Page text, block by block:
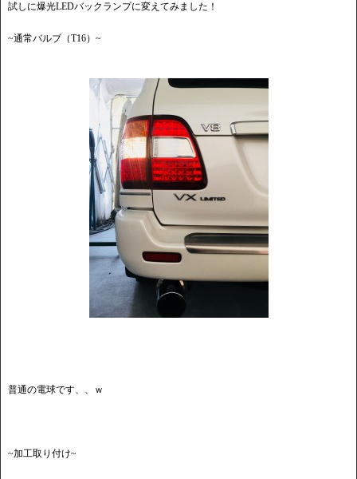
試しに爆光LEDバックランプに変えてみました！
~通常バルブ（T16）~
普通の電球です、、ｗ
~加工取り付け~